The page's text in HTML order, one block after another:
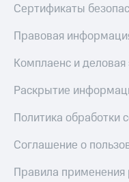
Сертификаты
Правовая
Комплаенс и деловая
Раскрытие
Политика обработки
Соглашение о
Правила применения